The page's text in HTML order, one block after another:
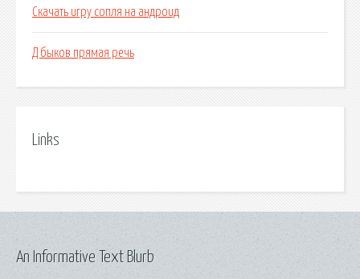
Скачать игру сопля на андроид
Д быков прямая речь
Links
An Informative Text Blurb